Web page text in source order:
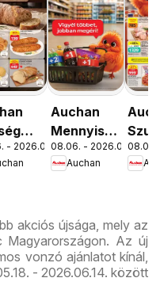
- 2026.08.12.
Auchan
Mennyiségi
kedvezmény
ajánlataink
08.06. - 2026.08.19.
Auchan
08.06.
akciós újsága, mely az
Magyarországon. Az új
vonzó ajánlatot kínál,
- 2026.06.14. között